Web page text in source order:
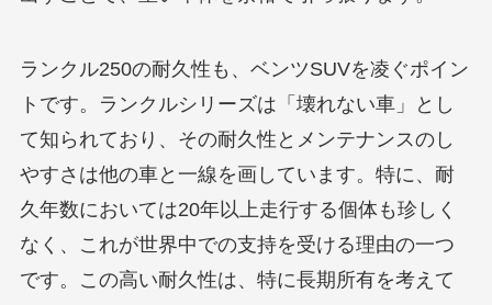
ランクル250の耐久性も、ベンツSUVを凌ぐポイン
トです。ランクルシリーズは「壊れない車」とし
て知られており、その耐久性とメンテナンスのし
やすさは他の車と一線を画しています。特に、耐
久年数においては20年以上走行する個体も珍しく
なく、これが世界中での支持を受ける理由の一つ
です。この高い耐久性は、特に長期所有を考えて